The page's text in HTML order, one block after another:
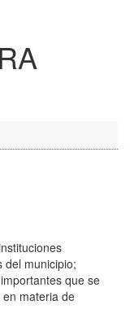
del municipio;
que se
materia de